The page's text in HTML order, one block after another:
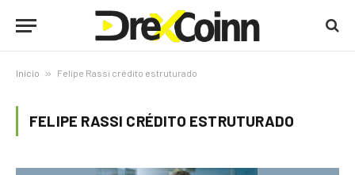
Início » Felipe Rassi crédito estruturado
FELIPE RASSI CRÉDITO ESTRUTURADO